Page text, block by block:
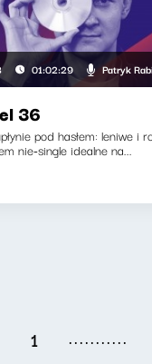
01:02:29 Patryk
36
pod hasłem: leniwe i
nie-single idealne na...
1 ...........